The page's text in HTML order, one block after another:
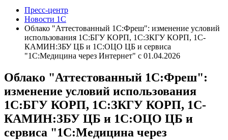
Пресс-центр
Новости 1С
Облако "Аттестованный 1С:Фреш": изменение условий
использования 1С:БГУ КОРП, 1С:ЗКГУ КОРП, 1С-
КАМИН:ЗБУ ЦБ и 1С:ОЦО ЦБ и сервиса
"1С:Медицина через Интернет" с 01.04.2026
Облако "Аттестованный 1С:Фреш":
изменение условий использования
1С:БГУ КОРП, 1С:ЗКГУ КОРП, 1С-
КАМИН:ЗБУ ЦБ и 1С:ОЦО ЦБ и
сервиса "1С:Медицина через